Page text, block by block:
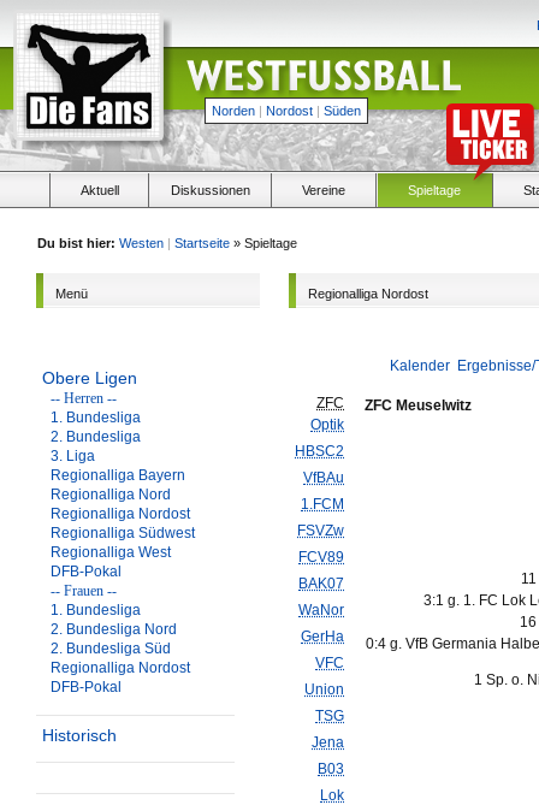
Norden | Nordost | Süden
Aktuell Diskussionen Vereine Spieltage
Du bist hier: Westen | Startseite » Spieltage
Menü
Obere Ligen
-- Herren --
1. Bundesliga
2. Bundesliga
3. Liga
Regionalliga Bayern
Regionalliga Nord
Regionalliga Nordost
Regionalliga Südwest
Regionalliga West
DFB-Pokal
-- Frauen --
1. Bundesliga
2. Bundesliga Nord
2. Bundesliga Süd
Regionalliga Nordost
DFB-Pokal
Historisch
Regionalliga Nordost
Kalender
ZFC
Optik
HBSC2
VfBAu
1.FCM
FSVZw
FCV89
BAK07
WaNor
GerHa
VFC
Union
TSG
Jena
B03
Lok
ZFC Meuselwitz
3:1 g. 1. FC Lok
0:4 g. VfB Germania
1 Sp. o.